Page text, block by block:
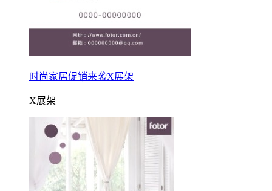
时尚家居促销来袭X展架
X展架